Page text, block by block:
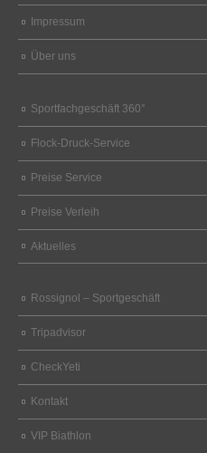
Impressum
Über uns
Sportfachgeschäft 360°
Flock-Druck-Service
Preise Service
Preise Verleih
Aktuelles
Rossignol – Sportgeschäft
Tripadvisor
CheckYeti
Kontakt
VIP Biathlon